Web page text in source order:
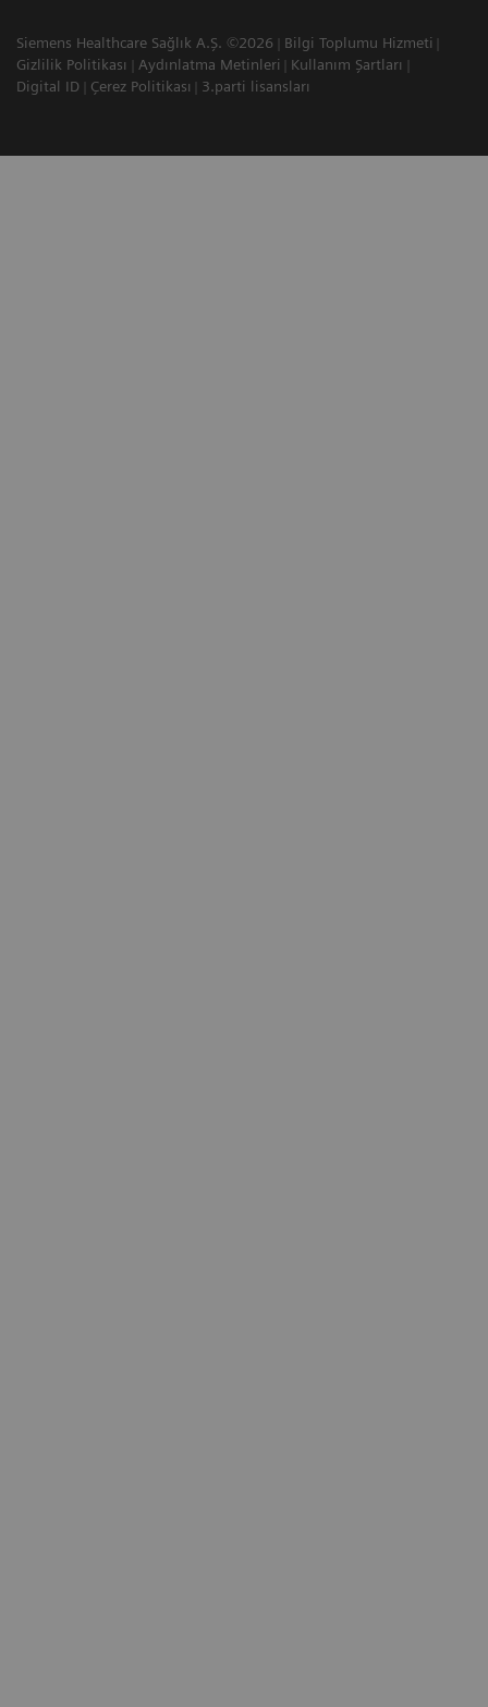
Siemens Healthcare Sağlık A.Ş. ©2026
Bilgi Toplumu Hizmeti
Gizlilik Politikası
Aydınlatma Metinleri
Kullanım Şartları
Digital ID
Çerez Politikası 3.parti lisansları